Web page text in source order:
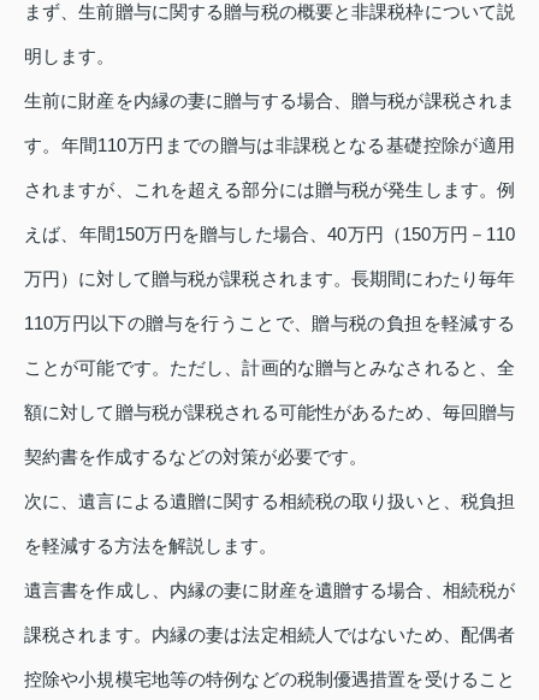
まず、生前贈与に関する贈与税の概要と非課税枠について説
明します。
生前に財産を内縁の妻に贈与する場合、贈与税が課税されま
す。年間110万円までの贈与は非課税となる基礎控除が適用
されますが、これを超える部分には贈与税が発生します。例
えば、年間150万円を贈与した場合、40万円（150万円－110
万円）に対して贈与税が課税されます。長期間にわたり毎年
110万円以下の贈与を行うことで、贈与税の負担を軽減する
ことが可能です。ただし、計画的な贈与とみなされると、全
額に対して贈与税が課税される可能性があるため、毎回贈与
契約書を作成するなどの対策が必要です。
次に、遺言による遺贈に関する相続税の取り扱いと、税負担
を軽減する方法を解説します。
遺言書を作成し、内縁の妻に財産を遺贈する場合、相続税が
課税されます。内縁の妻は法定相続人ではないため、配偶者
控除や小規模宅地等の特例などの税制優遇措置を受けること